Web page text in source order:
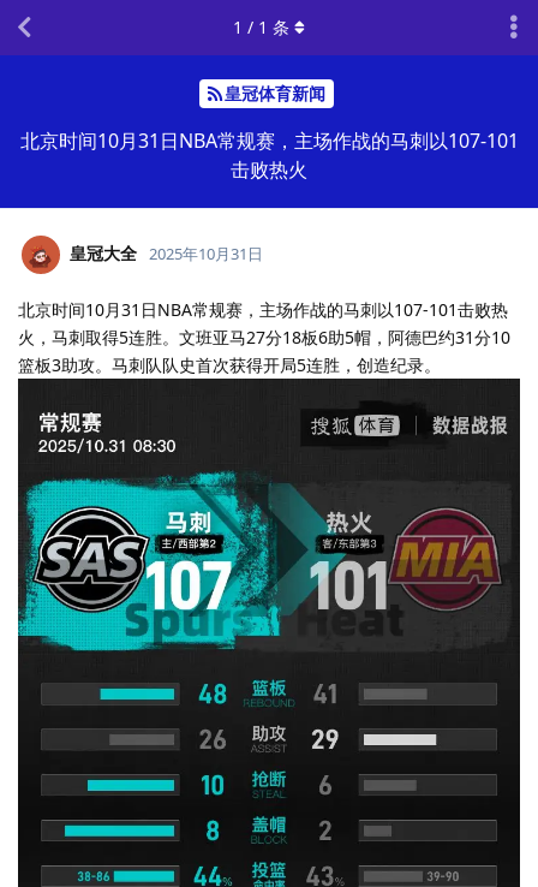
皇冠体育新闻
北京时间10月31日NBA常规赛，主场作战的马刺以107-101
击败热火
1 / 1 条
皇冠大全 2025年10月31日
北京时间10月31日NBA常规赛，主场作战的马刺以107-101击败热
火，马刺取得5连胜。文班亚马27分18板6助5帽，阿德巴约31分10
篮板3助攻。马刺队队史首次获得开局5连胜，创造纪录。